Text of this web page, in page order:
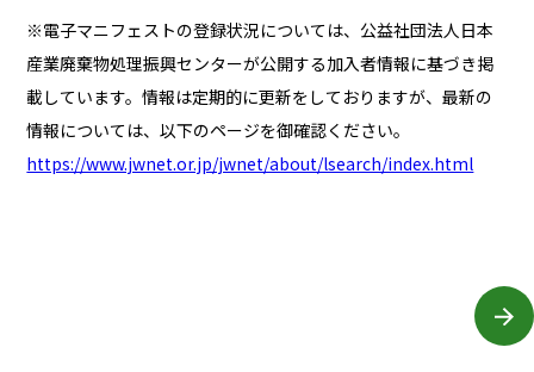
※電子マニフェストの登録状況については、公益社団法人日本
産業廃棄物処理振興センターが公開する加入者情報に基づき掲
載しています。情報は定期的に更新をしておりますが、最新の
情報については、以下のページを御確認ください。
https://www.jwnet.or.jp/jwnet/about/lsearch/index.html